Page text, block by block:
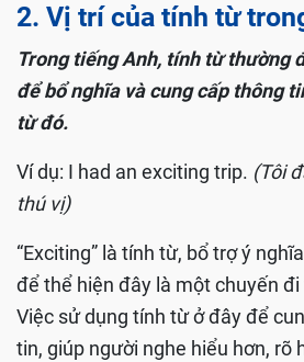
2. Vị trí của tính từ
TrongtiếngAnh, tính từ thường
để bổ nghĩa và cung cấp thông
từ đó.
Ví dụ: I had an exciting trip. (Tôi
thú vị)
“Exciting” là tính từ, bổ trợ ý
để thể hiện đây là một chuyến
Việc sử dụng tính từ ở đây để
tin, giúp người nghe hiểu hơn, rõ